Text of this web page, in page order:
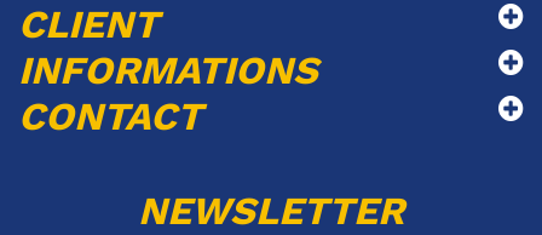
CLIENT
INFORMATIONS
CONTACT
NEWSLETTER